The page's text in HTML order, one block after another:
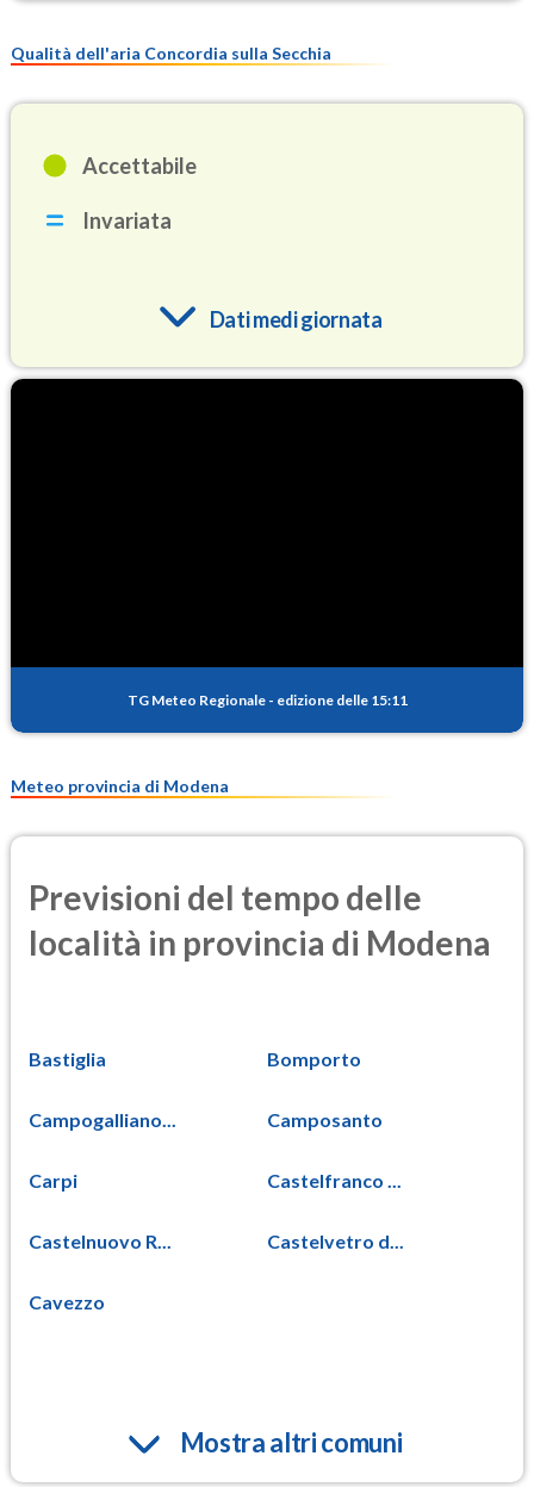
Qualità dell'aria Concordia sulla Secchia
Accettabile
Invariata
Dati medi giornata
PM25
TG Meteo Regionale - edizione delle 15:11
Meteo provincia di Modena
Previsioni del tempo delle
località in provincia di Modena
Bastiglia Bomporto
Campogalliano... Camposanto
Carpi Castelfranco ...
Castelnuovo R... Castelvetro d...
Cavezzo
Mostra altri comuni